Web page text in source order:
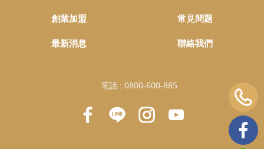
創業加盟 常見問題
最新消息 聯絡我們
電話 : 0800-600-885